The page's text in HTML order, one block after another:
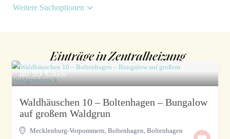
Weitere Suchoptionen
Einträge in Zentralheizung
ab 99 €/Nacht
Waldhäuschen 10 – Boltenhagen – Bungalow
auf großem Waldgrun
Mecklenburg-Vorpommern, Boltenhagen,Boltenhagen